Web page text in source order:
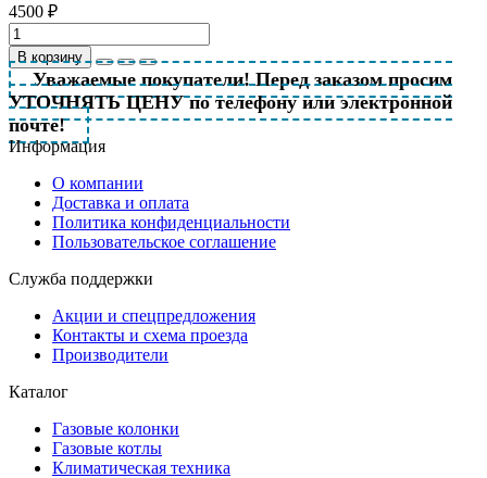
4500 ₽
В корзину
Уважаемые покупатели! Перед заказом просим
УТОЧНЯТЬ ЦЕНУ по телефону или электронной
почте!
Информация
О компании
Доставка и оплата
Политика конфиденциальности
Пользовательское соглашение
Служба поддержки
Акции и спецпредложения
Контакты и схема проезда
Производители
Каталог
Газовые колонки
Газовые котлы
Климатическая техника